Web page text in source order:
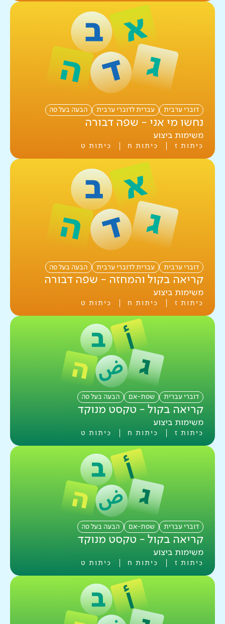
איפוס
דוברי ערבית עברית לדוברי ערבית הבעה בעל פה
נחשו מי אני - שפה דבורה
משימות ביצוע
כיתות ז כיתות ח כיתות ט
דוברי ערבית עברית לדוברי ערבית הבעה בעל פה
קריאה בקול והמחזה - שפה דבורה
משימות ביצוע
כיתות ז כיתות ח כיתות ט
דוברי עברית שפת-אם הבעה בעל פה
קריאה בקול - טקסט מנוקד
משימות ביצוע
כיתות ז כיתות ח כיתות ט
דוברי עברית שפת-אם הבעה בעל פה
קריאה בקול - טקסט מנוקד
משימות ביצוע
כיתות ז כיתות ח כיתות ט